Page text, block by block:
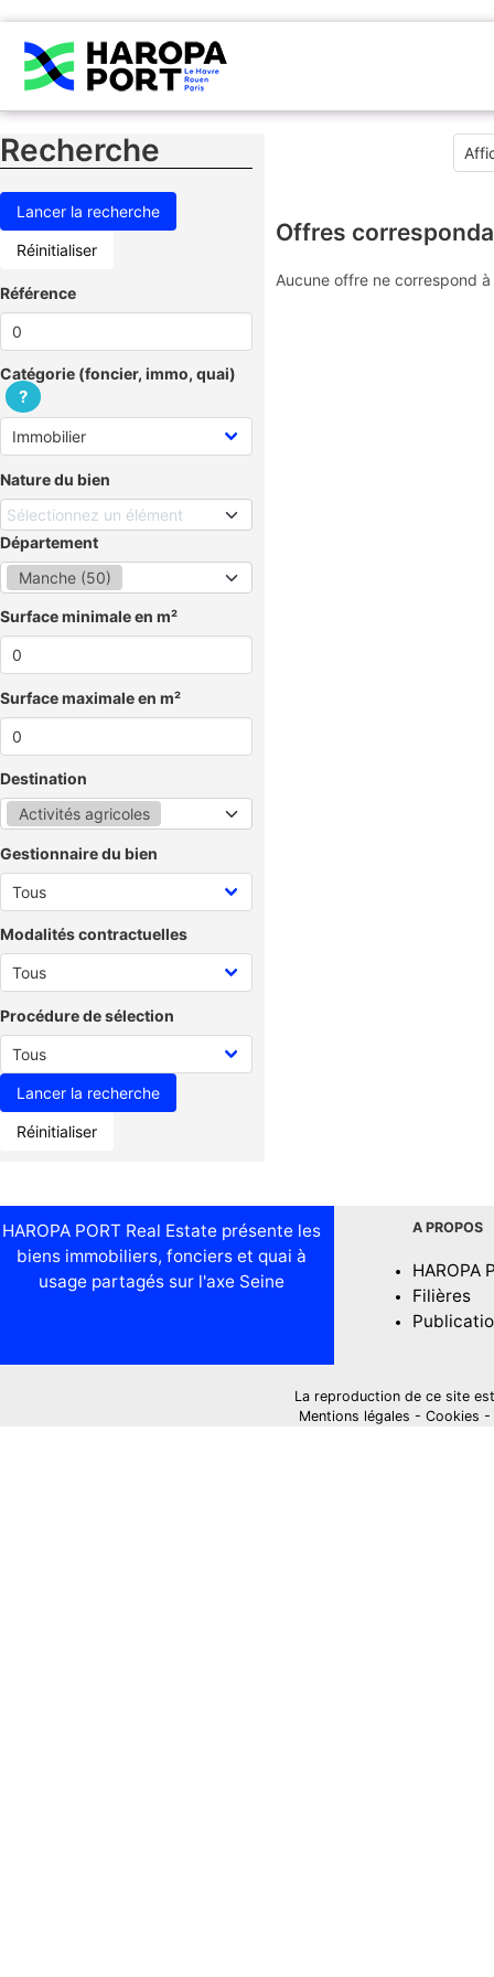
Recherche
Réinitialiser
Référence
Catégorie (foncier, immo, quai)
?
Nature du bien
Sélectionnez un élément
Département
Manche (50)
Surface minimale en m²
Surface maximale en m²
Destination
Activités agricoles
Gestionnaire du bien
Modalités contractuelles
Procédure de sélection
Réinitialiser
Offres
Aucune offre ne correspond
HAROPA PORT Real Estate présente les
biens immobiliers, fonciers et quai à
usage partagés sur l'axe Seine
A PROPOS
HAROPA
Filières
La reproduction de ce site
Mentions légales - Cookies -